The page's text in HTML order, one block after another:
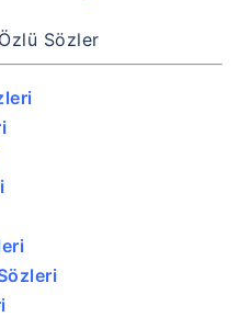
Sözler